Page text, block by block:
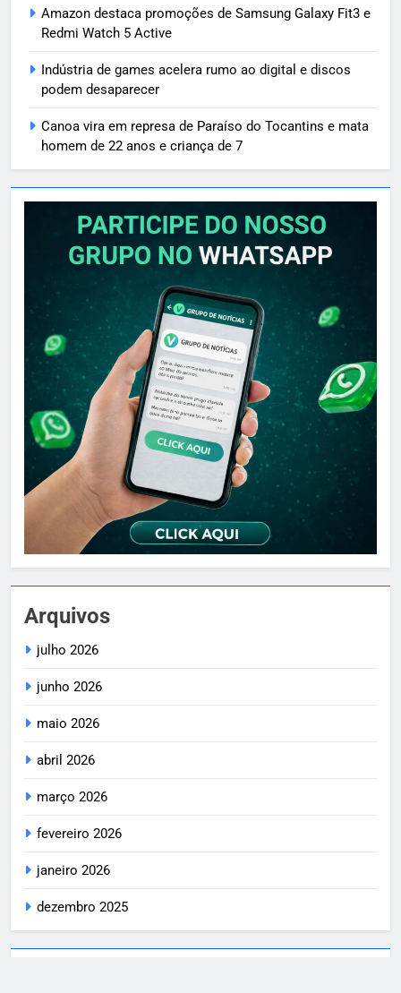
Amazon destaca promoções de Samsung Galaxy Fit3 e
Redmi Watch 5 Active
Indústria de games acelera rumo ao digital e discos
podem desaparecer
Canoa vira em represa de Paraíso do Tocantins e mata
homem de 22 anos e criança de 7
Arquivos
julho 2026
junho 2026
maio 2026
abril 2026
março 2026
fevereiro 2026
janeiro 2026
dezembro 2025